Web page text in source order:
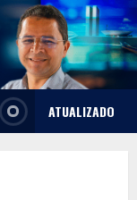
ATUALIZADO